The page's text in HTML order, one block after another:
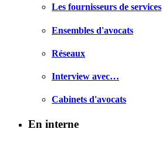
Les fournisseurs de services
Ensembles d'avocats
Réseaux
Interview avec…
Cabinets d'avocats
En interne